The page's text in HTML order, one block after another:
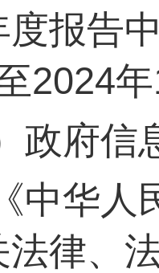
度报告
2024
政府
中华人
法律、